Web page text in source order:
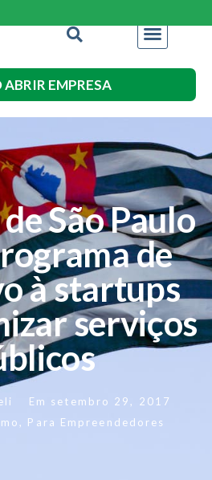
ABRIR EMPRESA
São Paulo
de
à startups
serviços
Em setembro 29, 2017
, Para Empreendedores